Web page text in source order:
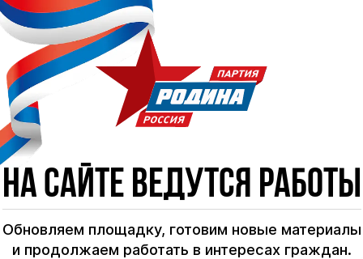
На сайте ведутся работы
Обновляем площадку, готовим новые материалы
и продолжаем работать в интересах граждан.